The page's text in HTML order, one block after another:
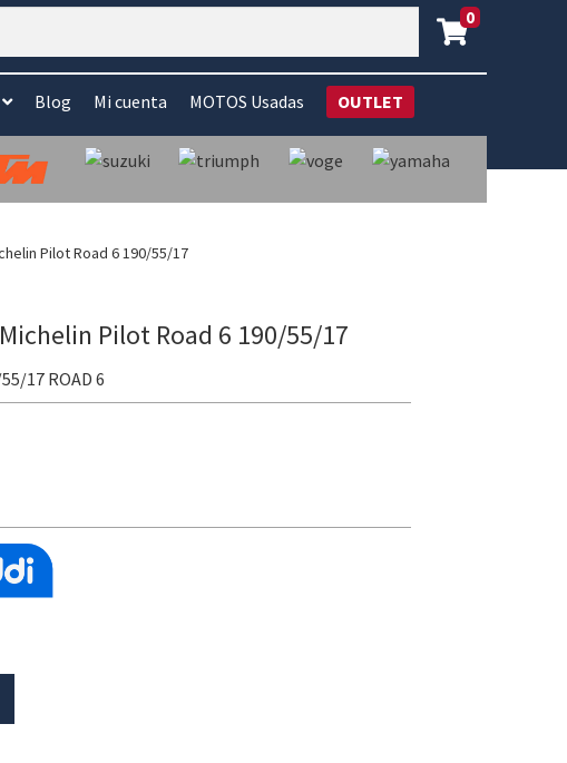
0
Blog Mi cuenta MOTOS Usadas OUTLET
Pilot Road 6 190/55/17
Pilot Road 6 190/55/17
17 ROAD 6